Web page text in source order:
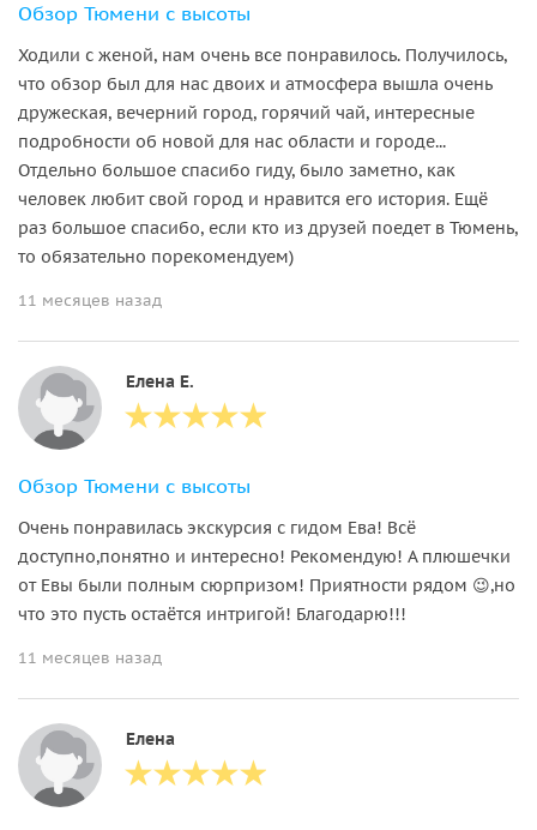
Обзор Тюмени с высоты
Ходили с женой, нам очень все понравилось. Получилось,
что обзор был для нас двоих и атмосфера вышла очень
дружеская, вечерний город, горячий чай, интересные
подробности об новой для нас области и городе...
Отдельно большое спасибо гиду, было заметно, как
человек любит свой город и нравится его история. Ещё
раз большое спасибо, если кто из друзей поедет в Тюмень,
то обязательно порекомендуем)
11 месяцев назад
Елена Е.
Обзор Тюмени с высоты
Очень понравилась экскурсия с гидом Ева! Всё
доступно,понятно и интересно! Рекомендую! А плюшечки
от Евы были полным сюрпризом! Приятности рядом 😉,но
что это пусть остаётся интригой! Благодарю!!!
11 месяцев назад
Елена